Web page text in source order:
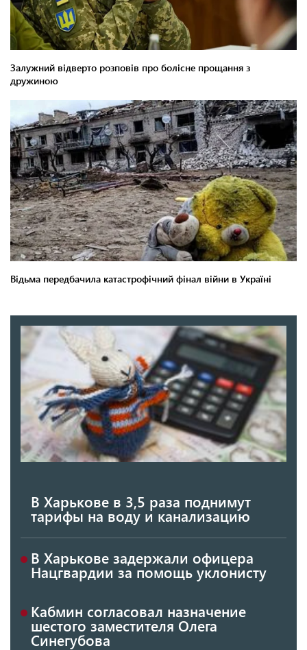
В Харькове в 3,5 раза поднимут
тарифы на воду и канализацию
В Харькове задержали офицера
Нацгвардии за помощь уклонисту
Кабмин согласовал назначение
шестого заместителя Олега
Синегубова